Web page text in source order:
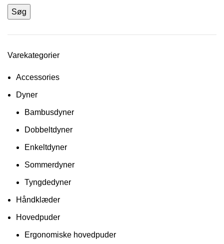
Søg
Varekategorier
Accessories
Dyner
Bambusdyner
Dobbeltdyner
Enkeltdyner
Sommerdyner
Tyngdedyner
Håndklæder
Hovedpuder
Ergonomiske hovedpuder